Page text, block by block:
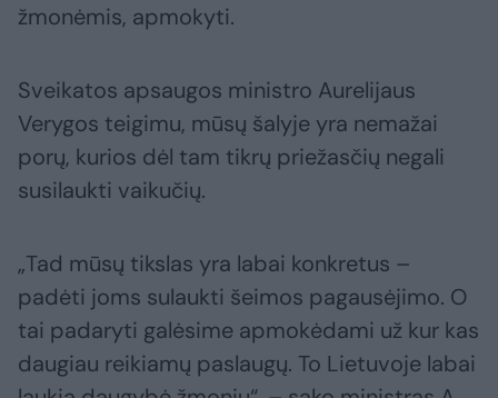
žmonėmis, apmokyti.
Sveikatos apsaugos ministro Aurelijaus
Verygos teigimu, mūsų šalyje yra nemažai
porų, kurios dėl tam tikrų priežasčių negali
susilaukti vaikučių.
„Tad mūsų tikslas yra labai konkretus –
padėti joms sulaukti šeimos pagausėjimo. O
tai padaryti galėsime apmokėdami už kur kas
daugiau reikiamų paslaugų. To Lietuvoje labai